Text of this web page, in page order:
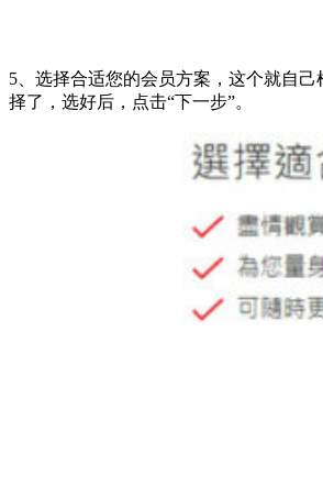
5、选择合适您的会员方案，这个就自
择了，选好后，点击“下一步”。